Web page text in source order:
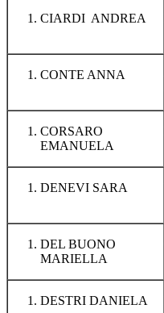
CIARDI ANDREA
CONTE ANNA
CORSARO
EMANUELA
DENEVI SARA
DEL BUONO
MARIELLA
DESTRI DANIELA